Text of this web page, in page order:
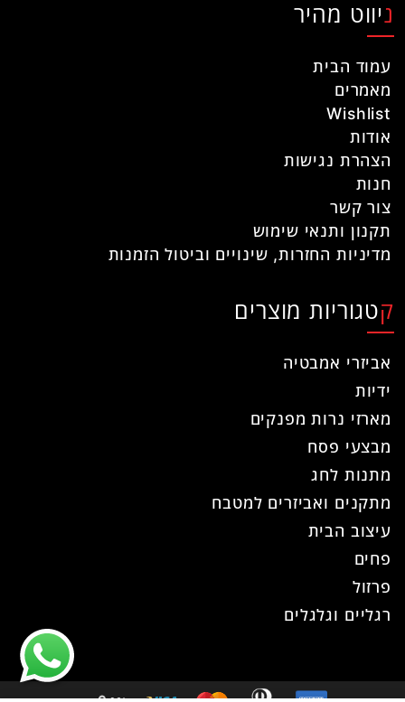
ניווט מהיר
עמוד הבית
מאמרים
Wishlist
אודות
הצהרת נגישות
חנות
צור קשר
תקנון ותנאי שימוש
מדיניות החזרות, שינויים וביטול הזמנות
קטגוריות מוצרים
אביזרי אמבטיה
ידיות
מארזי נרות מפנקים
מבצעי פסח
מתנות לחג
מתקנים ואביזרים למטבח
עיצוב הבית
פחים
פרזול
רגליים וגלגלים